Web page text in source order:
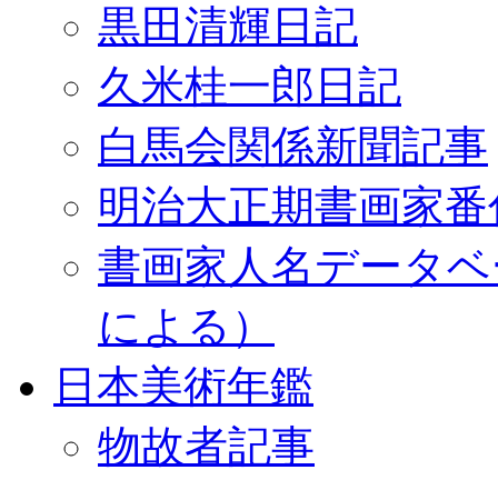
黒田清輝日記
久米桂一郎日記
白馬会関係新聞記事
明治大正期書画家
書画家人名データ
による）
日本美術年鑑
物故者記事